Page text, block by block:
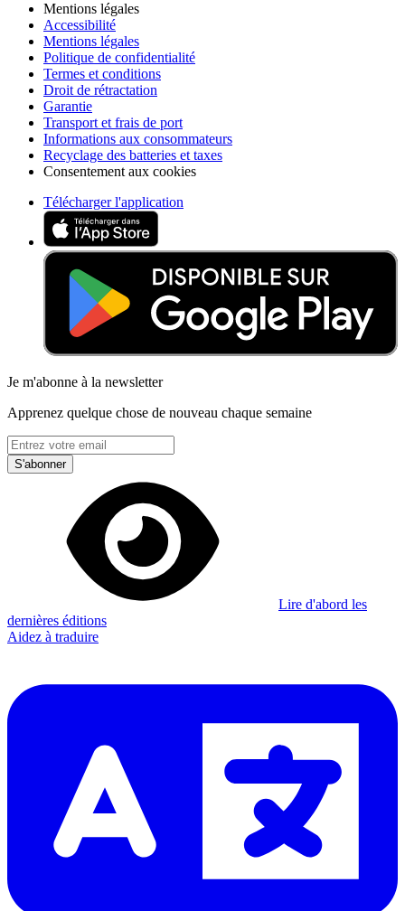
Mentions légales
Accessibilité
Mentions légales
Politique de confidentialité
Termes et conditions
Droit de rétractation
Garantie
Transport et frais de port
Informations aux consommateurs
Recyclage des batteries et taxes
Consentement aux cookies
Télécharger l'application
Je m'abonne à la newsletter
Apprenez quelque chose de nouveau chaque semaine
S'abonner
Lire d'abord les
dernières éditions
Aidez à traduire